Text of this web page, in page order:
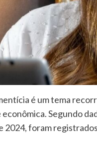
é um tema
Segundo
2024, foram